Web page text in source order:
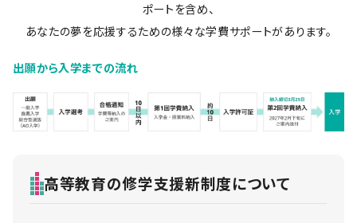
ポートを含め、
あなたの夢を応援するための様々な学費サポートがあります。
出願から入学までの流れ
高等教育の修学支援新制度について